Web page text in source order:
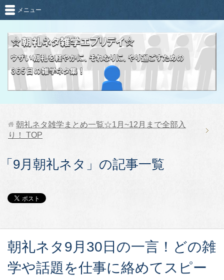
メニュー
朝礼ネタ雑学まとめ一覧☆1月~12月まで全部入
り！
TOP
「9月朝礼ネタ」の記事一覧
朝礼ネタ9月30日の一言！どの雑
学や話題を仕事に絡めてスピー